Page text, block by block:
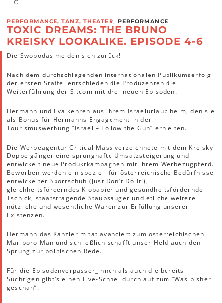
C
PERFORMANCE, TANZ, THEATER, PERFORMANCE
TOXIC DREAMS: THE BRUNO
KREISKY LOOKALIKE. EPISODE 4-6
Die Swobodas melden sich zurück!
Nach dem durchschlagenden internationalen Publikumserfolg
der ersten Staffel entschieden die Produzenten die
Weiterführung der Sitcom mit drei neuen Episoden.
Hermann und Eva kehren aus ihrem Israelurlaub heim, den sie
als Bonus für Hermanns Engagement in der
Tourismuswerbung “Israel – Follow the Gun” erhielten.
Die Werbeagentur Critical Mass verzeichnete mit dem Kreisky
Doppelgänger eine sprunghafte Umsatzsteigerung und
entwickelt neue Produktkampagnen mit ihrem Werbezugpferd.
Beworben werden ein speziell für österreichische Bedürfnisse
entwickelter Sportschuh (Just Don’t Do It!),
gleichheitsförderndes Klopapier und gesundheitsfördernde
Tschick, staatstragende Staubsauger und etliche weitere
nützliche und wesentliche Waren zur Erfüllung unserer
Existenzen.
Hermann das Kanzlerimitat avanciert zum österreichischen
Marlboro Man und schließlich schafft unser Held auch den
Sprung zur politischen Rede.
Für die Episodenverpasser_innen als auch die bereits
Süchtigen gibt's einen Live-Schnelldurchlauf zum “Was bisher
geschah”.